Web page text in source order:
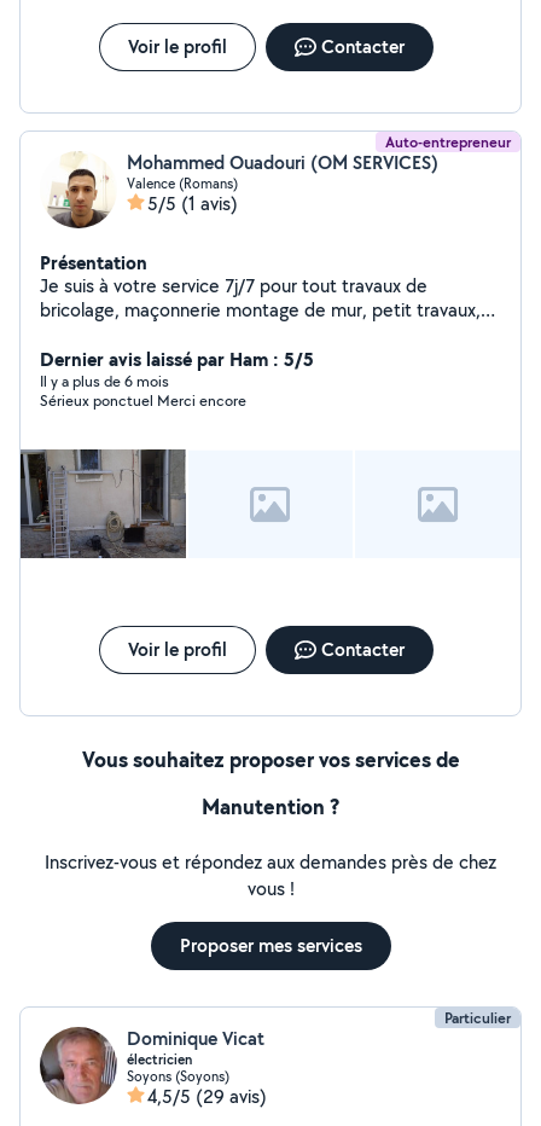
Voir le profil Contacter
Auto-entrepreneur
Mohammed Ouadouri (OM SERVICES)
Valence (Romans)
5/5 (1 avis)
Présentation
Je suis à votre service 7j/7 pour tout travaux de
bricolage, maçonnerie montage de mur, petit travaux,
Nettoyage......
Dernier avis laissé par Ham : 5/5
Il y a plus de 6 mois
Sérieux ponctuel Merci encore
Voir le profil Contacter
Vous souhaitez proposer vos services de
Manutention ?
Inscrivez-vous et répondez aux demandes près de chez
vous !
Proposer mes services
Particulier
Dominique Vicat
électricien
Soyons (Soyons)
4,5/5 (29 avis)